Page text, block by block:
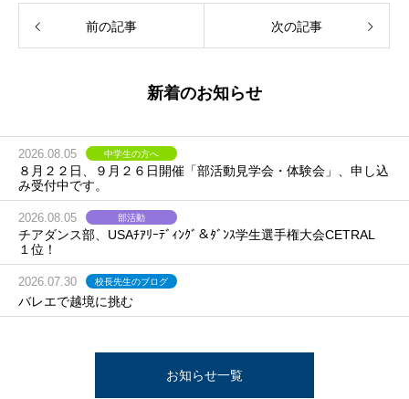
前の記事 次の記事
新着のお知らせ
2026.08.05 中学生の方へ
８月２２日、９月２６日開催「部活動見学会・体験会」、申し込
み受付中です。
2026.08.05 部活動
チアダンス部、USAﾁｱﾘｰﾃﾞｨﾝｸﾞ＆ﾀﾞﾝｽ学生選手権大会CETRAL
１位！
2026.07.30 校長先生のブログ
バレエで越境に挑む
お知らせ一覧